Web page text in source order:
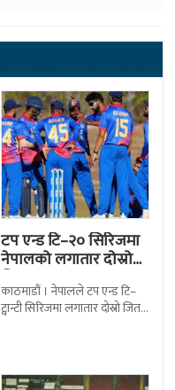
टप एन्ड टि–२० सिरिजमा
नेपालको लगातार दोस्रो
जित
काठमाडौं । नेपालले टप एन्ड टि–
ट्वान्टी सिरिजमा लगातार दोस्रो जित